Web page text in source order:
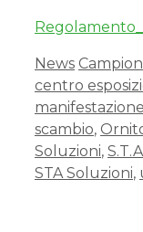
News
centro
scambio,
Soluzioni,
STA Soluzioni,